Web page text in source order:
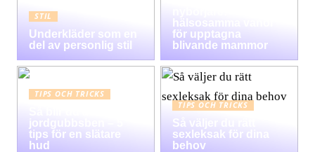
STIL
Underkläder som en
del av personlig stil
hälsosamma vanor
för upptagna
blivande mammor
TIPS OCH TRICKS
jordgubbsben – 5
tips för en slätare
hud
TIPS OCH TRICKS
Så väljer du rätt
sexleksak för dina
behov